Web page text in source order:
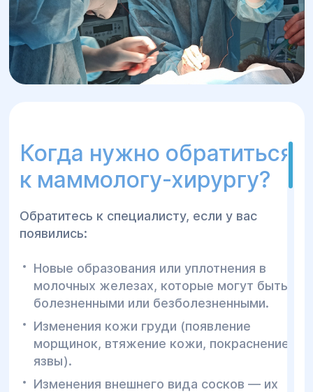
эффективность лечения и быстрое
восстановление пациентов.
Когда нужно обратиться
к маммологу-хирургу?
Обратитесь к специалисту, если у вас
появились:
Новые образования или уплотнения в
молочных железах, которые могут быть
болезненными или безболезненными.
Изменения кожи груди (появление
морщинок, втяжение кожи, покраснение,
язвы).
Изменения внешнего вида сосков — их